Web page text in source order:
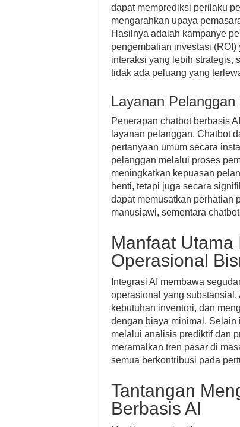
dapat memprediksi perilaku
mengarahkan upaya
Hasilnya adalah kampanye
pengembalian investasi
interaksi yang lebih strategis,
tidak ada peluang yang
Layanan
Penerapan chatbot berbasis
layanan pelanggan. Chatbot
pertanyaan umum secara
pelanggan melalui proses
meningkatkan kepuasan
henti, tetapi juga secara
dapat memusatkan perhatian
manusiawi, sementara
Manfaat Utama
Operasional
Integrasi AI membawa
operasional yang
kebutuhan inventori, dan
dengan biaya minimal. Selain
melalui analisis prediktif dan
meramalkan tren pasar di
semua berkontribusi pada
Tantangan
Berbasis AI